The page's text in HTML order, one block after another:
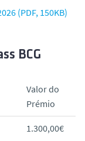
(PDF, 150KB)
BCG
Valor do
Prémio
1.300,00€